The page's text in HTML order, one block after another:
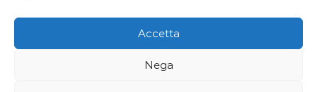
Accetta
Nega
Rossoxweb